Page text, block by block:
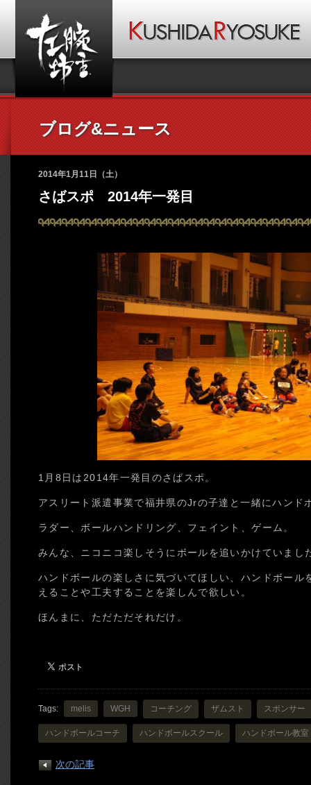
ブログ&ニュース
2014年1月11日（土）
さばスポ 2014年一発目
1月8日は2014年一発目のさばスポ。
アスリート派遣事業で福井県のJrの子達と一緒にハンド
ラダー、ボールハンドリング、フェイント、ゲーム。
みんな、ニコニコ楽しそうにボールを追いかけていまし
ハンドボールの楽しさに気づいてほしい、ハンドボール
えることや工夫することを楽しんで欲しい。
ほんまに、ただただそれだけ。
Tags: melis WGH コーチング ザムスト スポンサー
ハンドボールコーチ ハンドボールスクール ハンドボール教室
次の記事